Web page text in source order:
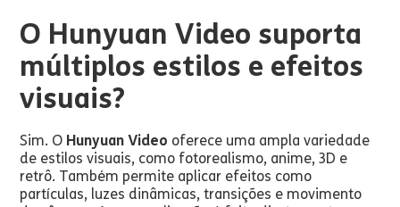
O Hunyuan Video suporta
múltiplos estilos e efeitos
visuais?
Sim. O Hunyuan Video oferece uma ampla variedade
de estilos visuais, como fotorealismo, anime, 3D e
retrô. Também permite aplicar efeitos como
partículas, luzes dinâmicas, transições e movimento